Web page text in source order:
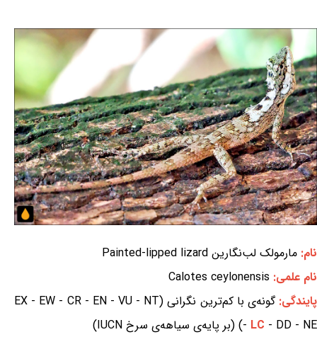
نام: مارمولک لب‌نگارین Painted-lipped lizard
نام علمی: Calotes ceylonensis
پایندگی:
گونه‌ی با کم‌ترین نگرانی (EX - EW - CR - EN - VU - NT
- LC - DD - NE) (بر پایه‌ی سیاهه‌ی سرخ IUCN)